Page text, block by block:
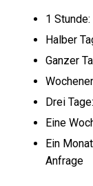
1
Halber
Ganzer
Drei
Eine
Ein
Anfrage